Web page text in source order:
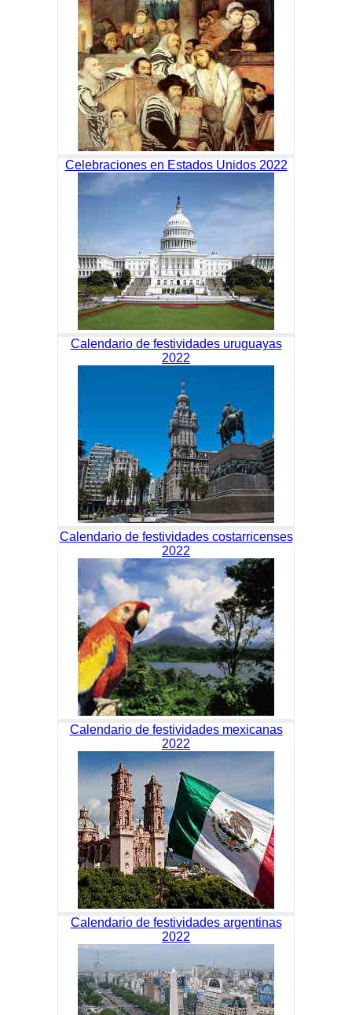
Celebraciones en Estados Unidos 2022
Calendario de festividades uruguayas
2022
Calendario de festividades costarricenses
2022
Calendario de festividades mexicanas
2022
Calendario de festividades argentinas
2022